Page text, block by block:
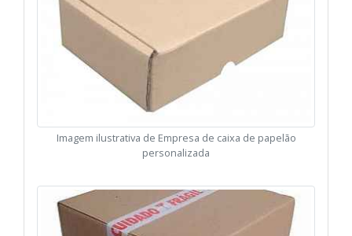
Imagem ilustrativa de Empresa de caixa de papelão
personalizada